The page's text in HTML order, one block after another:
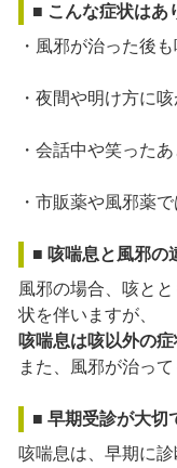
■ こんな症状はあ
・風邪が治った後
・夜間や明け方に
・会話中や笑った
・市販薬や風邪薬
■ 咳喘息と風邪の
風邪の場合、咳と
状を伴いますが、
咳喘息は咳以外の
また、風邪が治っ
■ 早期受診が大切
咳喘息は、早期に